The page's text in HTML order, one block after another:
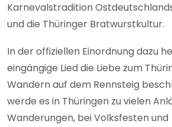
Karnevalstradition
und die Thüringer Bratwurstkultur.
In der offiziellen Einordnung dazu
eingängige Lied die Liebe zum
Wandern auf dem Rennsteig
werde es in Thüringen zu vielen
Wanderungen, bei Volksfesten und